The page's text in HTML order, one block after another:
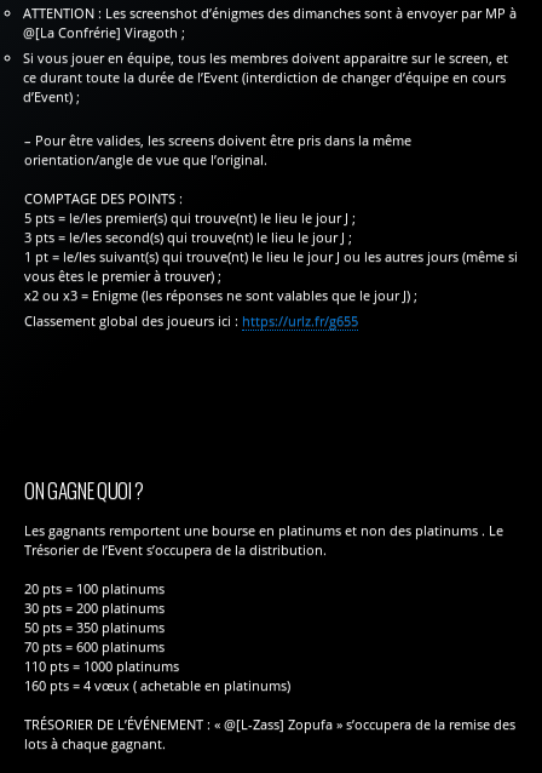
ATTENTION : Les screenshot d’énigmes des dimanches sont à envoyer par MP à
@[La Confrérie] Viragoth ;
Si vous jouer en équipe, tous les membres doivent apparaitre sur le screen, et
ce durant toute la durée de l’Event (interdiction de changer d’équipe en cours
d’Event) ;
– Pour être valides, les screens doivent être pris dans la même
orientation/angle de vue que l’original.
COMPTAGE DES POINTS :
5 pts = le/les premier(s) qui trouve(nt) le lieu le jour J ;
3 pts = le/les second(s) qui trouve(nt) le lieu le jour J ;
1 pt = le/les suivant(s) qui trouve(nt) le lieu le jour J ou les autres jours (même si
vous êtes le premier à trouver) ;
x2 ou x3 = Enigme (les réponses ne sont valables que le jour J) ;
Classement global des joueurs ici : https://urlz.fr/g655
ON GAGNE QUOI ?
Les gagnants remportent une bourse en platinums et non des platinums . Le
Trésorier de l’Event s’occupera de la distribution.
20 pts = 100 platinums
30 pts = 200 platinums
50 pts = 350 platinums
70 pts = 600 platinums
110 pts = 1000 platinums
160 pts = 4 vœux ( achetable en platinums)
TRÉSORIER DE L’ÉVÉNEMENT : « @[L-Zass] Zopufa » s’occupera de la remise des
lots à chaque gagnant.